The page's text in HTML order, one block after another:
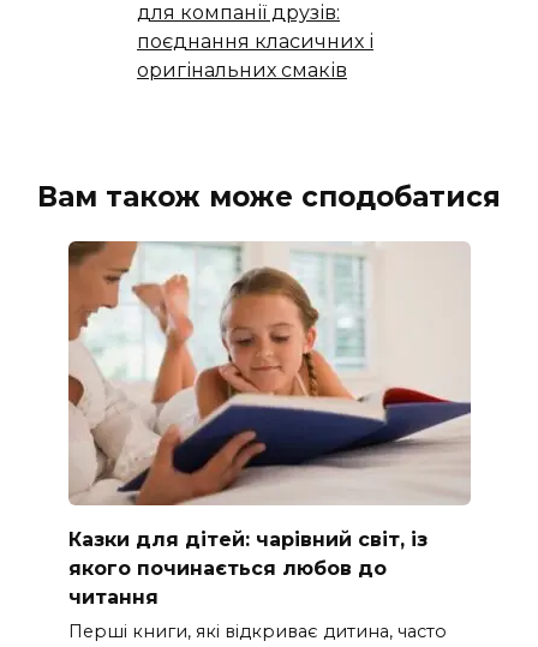
для компанії друзів:
поєднання класичних і
оригінальних смаків
Вам також може сподобатися
Казки для дітей: чарівний світ, із
якого починається любов до
читання
Перші книги, які відкриває дитина, часто